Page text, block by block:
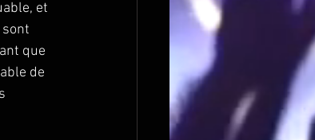
et
que
de